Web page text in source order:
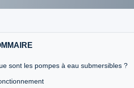
sont les pompes à eau submersibles ?